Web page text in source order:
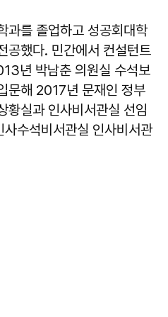
과를 졸업하고 성공회대학
공했다. 민간에서 컨설턴트
년 박남춘 의원실 수석보
문해 2017년 문재인 정부
황실과 인사비서관실 선임
수석비서관실 인사비서관